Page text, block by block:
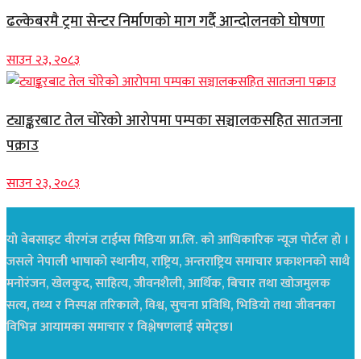
ढल्केबरमै ट्रमा सेन्टर निर्माणको माग गर्दै आन्दोलनको घोषणा
साउन २३, २०८३
ट्याङ्करबाट तेल चोरेको आरोपमा पम्पका सञ्चालकसहित सातजना
पक्राउ
साउन २३, २०८३
यो वेबसाइट वीरगंज टाईम्स मिडिया प्रा.लि. को आधिकारिक न्यूज पोर्टल हो ।
जसले नेपाली भाषाको स्थानीय, राष्ट्रिय, अन्तराष्ट्रिय समाचार प्रकाशनको साथै
मनोरंजन, खेलकुद, साहित्य, जीवनशैली, आर्थिक, बिचार तथा खोजमुलक
सत्य, तथ्य र निस्पक्ष तरिकाले, विश्व, सुचना प्रविधि, भिडियो तथा जीवनका
विभिन्न आयामका समाचार र विश्लेषणलाई समेट्छ।